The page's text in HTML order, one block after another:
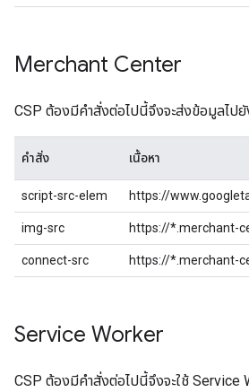
Merchant Center
CSP ต้องมีคําสั่งต่อไปนี้จึงจะส่งข้อมูลไป
คำสั่ง เนื้อหา
script-src-elem https://
img-src https://*.merchant-
connect-src https://*.merchant-
Service Worker
CSP ต้องมีคําสั่งต่อไปนี้จึงจะใช้ Service